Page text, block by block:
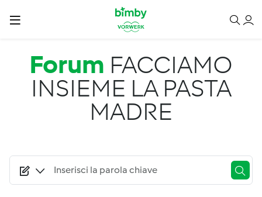
Salta al contenuto principale
Forum FACCIAMO
INSIEME LA PASTA
MADRE